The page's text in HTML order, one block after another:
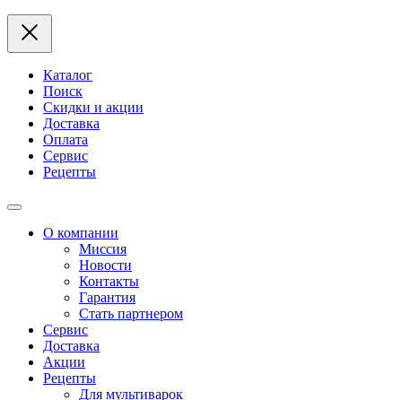
Каталог
Поиск
Скидки и акции
Доставка
Оплата
Сервис
Рецепты
О компании
Миссия
Новости
Контакты
Гарантия
Стать партнером
Сервис
Доставка
Акции
Рецепты
Для мультиварок